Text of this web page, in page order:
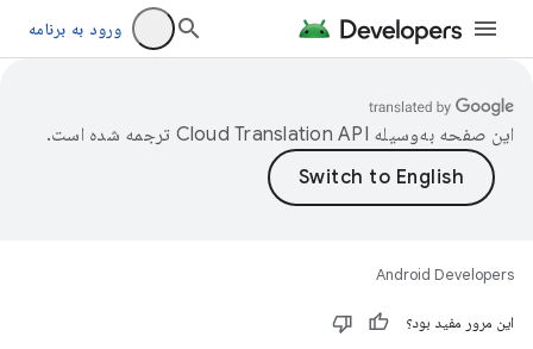
ورود به برنامه
این صفحه به‌وسیله ترجمه شده است.
Android Developers
این مرور مفید بود؟